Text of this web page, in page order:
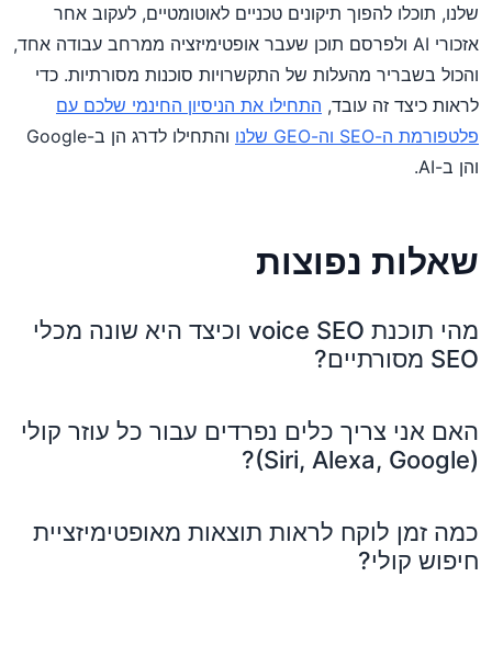
שלנו, תוכלו להפוך תיקונים טכניים לאוטומטיים, לעקוב אחר
אזכורי AI ולפרסם תוכן שעבר אופטימיזציה ממרחב עבודה אחד,
והכול בשבריר מהעלות של התקשרויות סוכנות מסורתיות. כדי
לראות כיצד זה עובד, התחילו את הניסיון החינמי שלכם עם
פלטפורמת ה-SEO וה-GEO שלנו
והתחילו לדרג הן ב-Google
והן ב-AI.
שאלות נפוצות
מהי תוכנת voice SEO וכיצד היא שונה מכלי
SEO מסורתיים?
האם אני צריך כלים נפרדים עבור כל עוזר קולי
(Siri, Alexa, Google)?
כמה זמן לוקח לראות תוצאות מאופטימיזציית
חיפוש קולי?